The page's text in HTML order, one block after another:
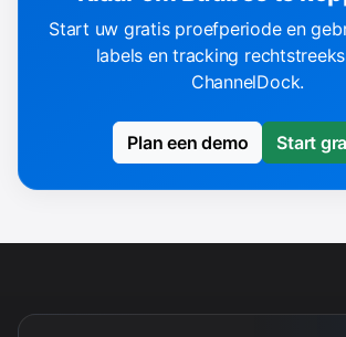
Start uw gratis proefperiode en
labels en tracking
ChannelDock.
Plan een demo Start